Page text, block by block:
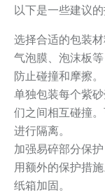
以下是一些建议的
选择合适的包装
气泡膜、泡沫板
防止碰撞和摩擦。
单独包装每个紫
们之间相互碰撞
进行隔离。
加强易碎部分保
用额外的保护措
纸箱加固。